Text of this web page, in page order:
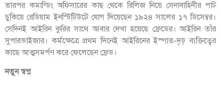
তারপর কমান্ডিং অফিসারের কাছ থেকে রিলিজ নিয়ে সেনাবাহিনীর পাট
চুকিয়ে রেডিয়াম ইনস্টিটিউটে যোগ দিয়েছেন ১৯২৪ সালের ১৭ ডিসেম্বর।
সেদিনই আইরিন কুরির সাথে আবার দেখা হয়েছে ফ্রেডের। আইরিন তাঁর
সুপারভাইজার। কর্মক্ষেত্রে প্রথম দিনেই আইরিনের ইস্পাত-দৃঢ় ব্যক্তিত্বের
কাছে আত্মসমর্পণ করে ফেলেছেন ফ্রেড।
নতুন স্বপ্ন